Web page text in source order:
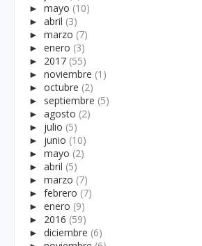
► mayo (10)
► abril (3)
► marzo (7)
► enero (3)
► 2017 (55)
► noviembre (1)
► octubre (2)
► septiembre (5)
► agosto (2)
► julio (5)
► junio (10)
► mayo (2)
► abril (5)
► marzo (7)
► febrero (7)
► enero (9)
► 2016 (59)
► diciembre (6)